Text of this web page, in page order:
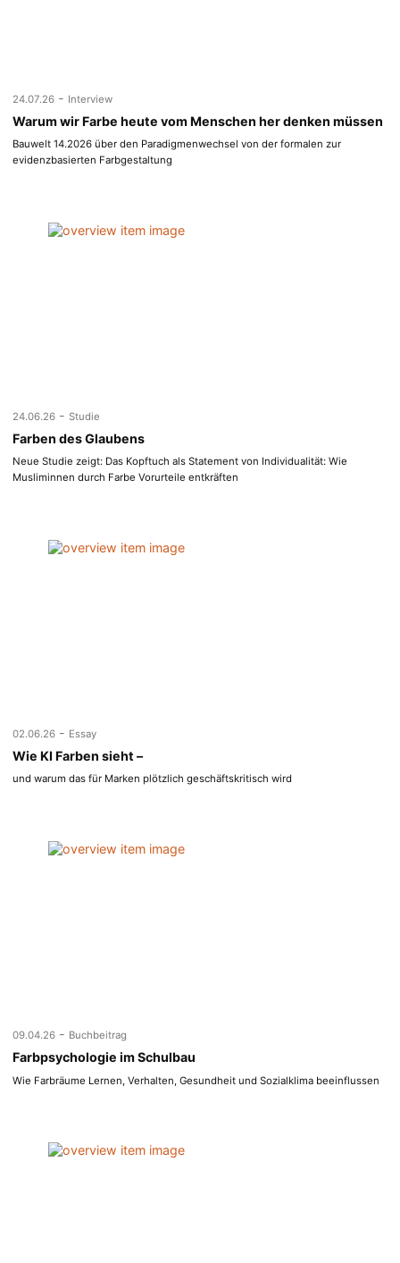
24.07.26 - Interview
Warum wir Farbe heute vom Menschen her denken müssen
Bauwelt 14.2026 über den Paradigmenwechsel von der formalen zur
evidenzbasierten Farbgestaltung
24.06.26 - Studie
Farben des Glaubens
Neue Studie zeigt: Das Kopftuch als Statement von Individualität: Wie
Musliminnen durch Farbe Vorurteile entkräften
02.06.26 - Essay
Wie KI Farben sieht –
und warum das für Marken plötzlich geschäftskritisch wird
09.04.26 - Buchbeitrag
Farbpsychologie im Schulbau
Wie Farbräume Lernen, Verhalten, Gesundheit und Sozialklima beeinflussen